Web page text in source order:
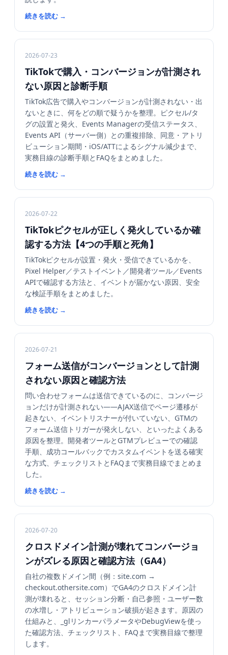
続きを読む →
2026-07-23
TikTokで購入・コンバージョンが計測され
ない原因と診断手順
TikTok広告で購入やコンバージョンが計測されない・出
ないときに、何をどの順で疑うかを整理。ピクセル/タ
グの設置と発火、Events Managerの受信ステータス、
Events API（サーバー側）との重複排除、同意・アトリ
ビューション期間・iOS/ATTによるシグナル減少まで、
実務目線の診断手順とFAQをまとめました。
続きを読む →
2026-07-22
TikTokピクセルが正しく発火しているか確
認する方法【4つの手順と死角】
TikTokピクセルが設置・発火・受信できているかを、
Pixel Helper／テストイベント／開発者ツール／Events
APIで確認する方法と、イベントが届かない原因、安全
な検証手順をまとめました。
続きを読む →
2026-07-21
フォーム送信がコンバージョンとして計測
されない原因と確認方法
問い合わせフォームは送信できているのに、コンバージ
ョンだけが計測されない——AJAX送信でページ遷移が
起きない、イベントリスナーが付いていない、GTMの
フォーム送信トリガーが発火しない、といったよくある
原因を整理。開発者ツールとGTMプレビューでの確認
手順、成功コールバックでカスタムイベントを送る確実
な方式、チェックリストとFAQまで実務目線でまとめま
した。
続きを読む →
2026-07-20
クロスドメイン計測が壊れてコンバージョ
ンがズレる原因と確認方法（GA4）
自社の複数ドメイン間（例：site.com →
checkout.othersite.com）でGA4のクロスドメイン計
測が壊れると、セッション分断・自己参照・ユーザー数
の水増し・アトリビューション破損が起きます。原因の
仕組みと、_glリンカーパラメータやDebugViewを使っ
た確認方法、チェックリスト、FAQまで実務目線で整理
します。